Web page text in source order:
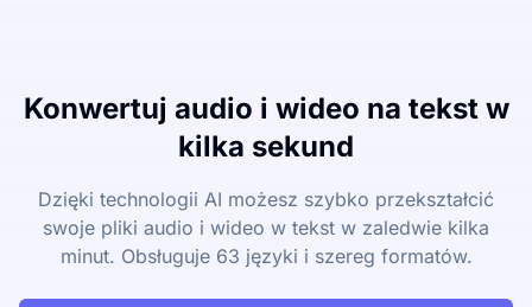
Konwertuj audio i wideo na tekst w
kilka sekund
Dzięki technologii AI możesz szybko przekształcić
swoje pliki audio i wideo w tekst w zaledwie kilka
minut. Obsługuje 63 języki i szereg formatów.